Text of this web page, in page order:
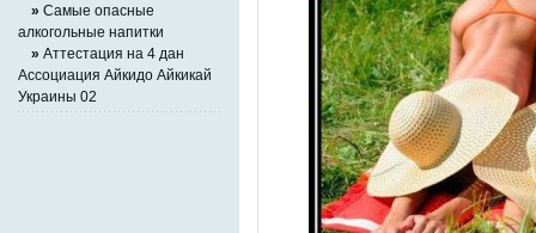
» Cамые опасные
алкогольные напитки
» Аттестация на 4 дан
Ассоциация Айкидо Айкикай
Украины 02